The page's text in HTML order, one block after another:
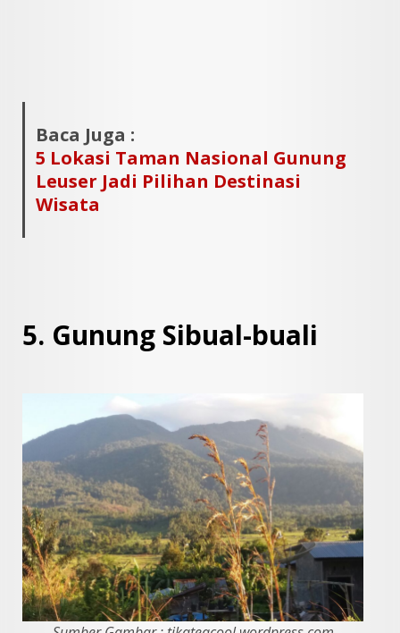
Baca Juga :
5 Lokasi Taman Nasional Gunung
Leuser Jadi Pilihan Destinasi
Wisata
5. Gunung Sibual-buali